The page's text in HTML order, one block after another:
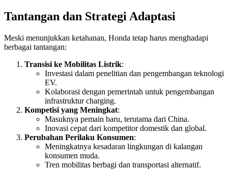
Tantangan dan Strategi Adaptasi
Meski menunjukkan ketahanan, Honda tetap harus menghadapi
berbagai tantangan:
Transisi ke Mobilitas Listrik:
Investasi dalam penelitian dan pengembangan teknologi
EV.
Kolaborasi dengan pemerintah untuk pengembangan
infrastruktur charging.
Kompetisi yang Meningkat:
Masuknya pemain baru, terutama dari China.
Inovasi cepat dari kompetitor domestik dan global.
Perubahan Perilaku Konsumen:
Meningkatnya kesadaran lingkungan di kalangan
konsumen muda.
Tren mobilitas berbagi dan transportasi alternatif.